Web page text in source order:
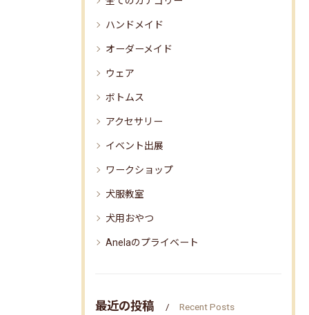
ハンドメイド
オーダーメイド
ウェア
ボトムス
アクセサリー
イベント出展
ワークショップ
犬服教室
犬用おやつ
Anelaのプライベート
最近の投稿 Recent Posts